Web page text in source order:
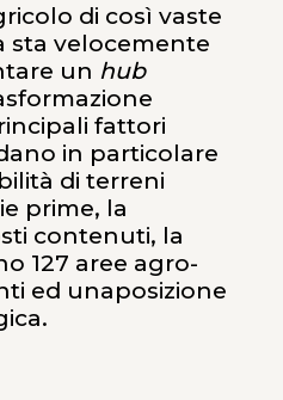
di così vaste
sta velocemente
un hub
fattori
in particolare
di terreni
prime, la
contenuti, la
127 aree agro-
ed unaposizione